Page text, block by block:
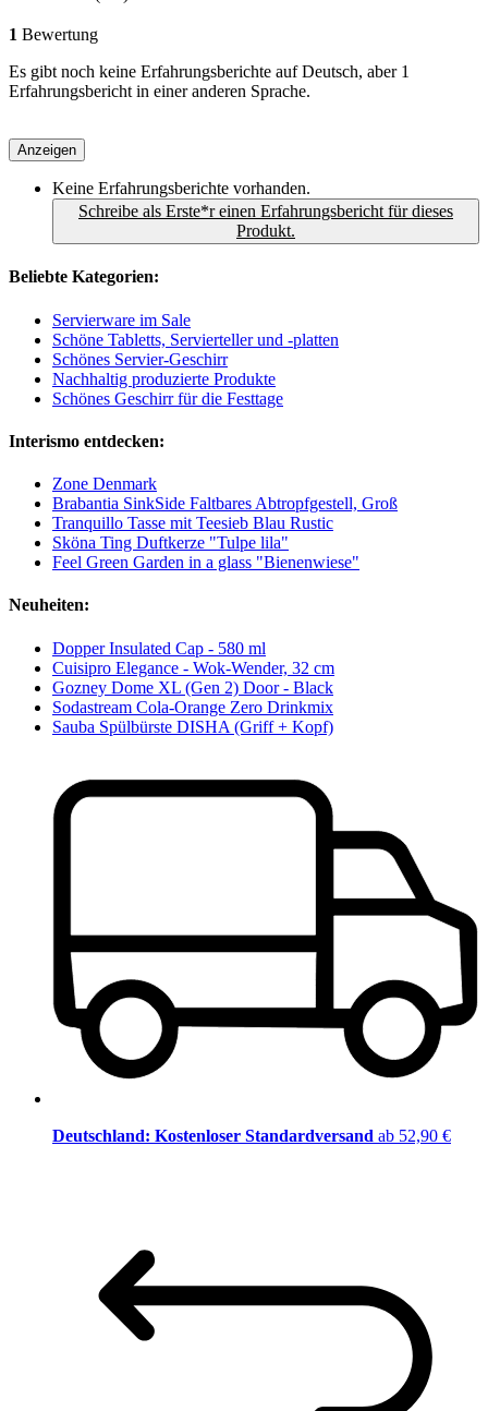
1 Bewertung
Es gibt noch keine Erfahrungsberichte auf Deutsch, aber 1
Erfahrungsbericht in einer anderen Sprache.
Anzeigen
Keine Erfahrungsberichte vorhanden.
Schreibe als Erste*r einen Erfahrungsbericht für dieses
Produkt.
Beliebte Kategorien:
Servierware im Sale
Schöne Tabletts, Servierteller und -platten
Schönes Servier-Geschirr
Nachhaltig produzierte Produkte
Schönes Geschirr für die Festtage
Interismo entdecken:
Zone Denmark
Brabantia SinkSide Faltbares Abtropfgestell, Groß
Tranquillo Tasse mit Teesieb Blau Rustic
Sköna Ting Duftkerze "Tulpe lila"
Feel Green Garden in a glass "Bienenwiese"
Neuheiten:
Dopper Insulated Cap - 580 ml
Cuisipro Elegance - Wok-Wender, 32 cm
Gozney Dome XL (Gen 2) Door - Black
Sodastream Cola-Orange Zero Drinkmix
Sauba Spülbürste DISHA (Griff + Kopf)
Deutschland: Kostenloser Standardversand ab 52,90 €